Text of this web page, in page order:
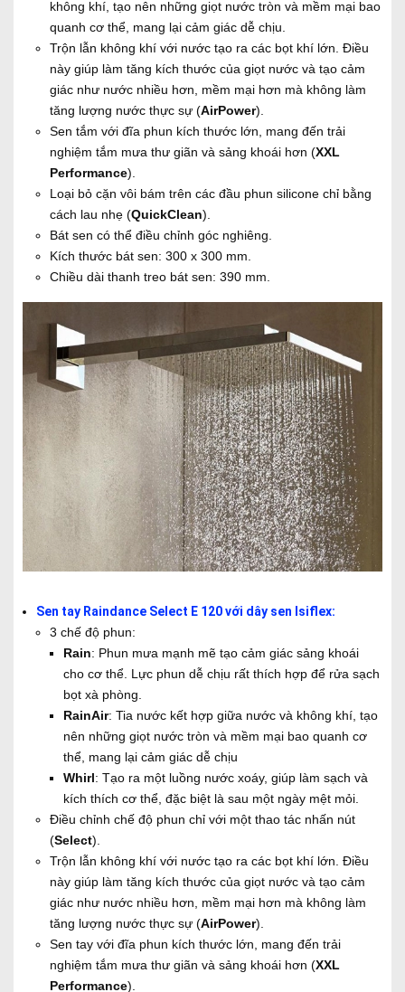
không khí, tạo nên những giọt nước tròn và mềm mại bao
quanh cơ thể, mang lại cảm giác dễ chịu.
Trộn lẫn không khí với nước tạo ra các bọt khí lớn. Điều
này giúp làm tăng kích thước của giọt nước và tạo cảm
giác như nước nhiều hơn, mềm mại hơn mà không làm
tăng lượng nước thực sự (AirPower).
Sen tắm với đĩa phun kích thước lớn, mang đến trải
nghiệm tắm mưa thư giãn và sảng khoái hơn (XXL
Performance).
Loại bỏ cặn vôi bám trên các đầu phun silicone chỉ bằng
cách lau nhẹ (QuickClean).
Bát sen có thể điều chỉnh góc nghiêng.
Kích thước bát sen: 300 x 300 mm.
Chiều dài thanh treo bát sen: 390 mm.
Sen tay Raindance Select E 120 với dây sen Isiflex:
3 chế độ phun:
Rain: Phun mưa mạnh mẽ tạo cảm giác sảng khoái
cho cơ thể. Lực phun dễ chịu rất thích hợp để rửa sạch
bọt xà phòng.
RainAir: Tia nước kết hợp giữa nước và không khí, tạo
nên những giọt nước tròn và mềm mại bao quanh cơ
thể, mang lại cảm giác dễ chịu
Whirl: Tạo ra một luồng nước xoáy, giúp làm sạch và
kích thích cơ thể, đặc biệt là sau một ngày mệt mỏi.
Điều chỉnh chế độ phun chỉ với một thao tác nhấn nút
(Select).
Trộn lẫn không khí với nước tạo ra các bọt khí lớn. Điều
này giúp làm tăng kích thước của giọt nước và tạo cảm
giác như nước nhiều hơn, mềm mại hơn mà không làm
tăng lượng nước thực sự (AirPower).
Sen tay với đĩa phun kích thước lớn, mang đến trải
nghiệm tắm mưa thư giãn và sảng khoái hơn (XXL
Performance).